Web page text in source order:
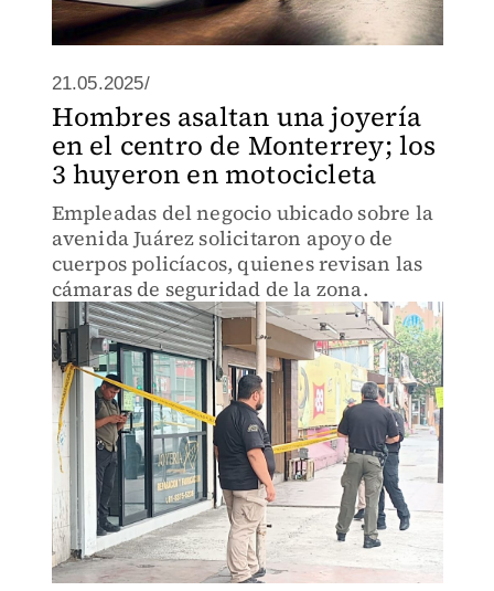
21.05.2025/
Hombres asaltan una joyería
en el centro de Monterrey; los
3 huyeron en motocicleta
Empleadas del negocio ubicado sobre la
avenida Juárez solicitaron apoyo de
cuerpos policíacos, quienes revisan las
cámaras de seguridad de la zona.